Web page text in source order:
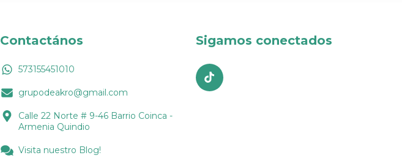
Contactános
573155451010
grupodeakro@gmail.com
Calle 22 Norte # 9-46 Barrio Coinca -
Armenia Quindio
Visita nuestro Blog!
Sigamos conectados